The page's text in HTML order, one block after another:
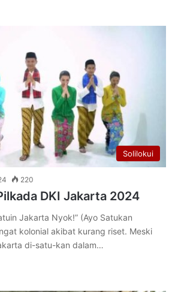
Solilokui
220
DKI Jakarta 2024
Jakarta Nyok!” (Ayo Satukan
kolonial akibat kurang riset. Meski
di-satu-kan dalam…